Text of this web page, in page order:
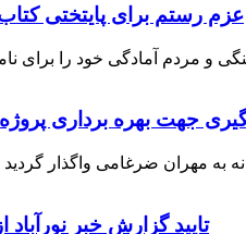
عزم رستم برای پایتختی کتاب
جهت بهره برداری
تایید گزارش خبر نورآباد